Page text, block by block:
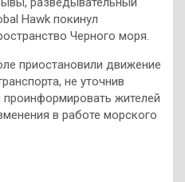
Hawk покинул
Черного моря.
приостановили движение
не уточнив
жителей
в работе морского